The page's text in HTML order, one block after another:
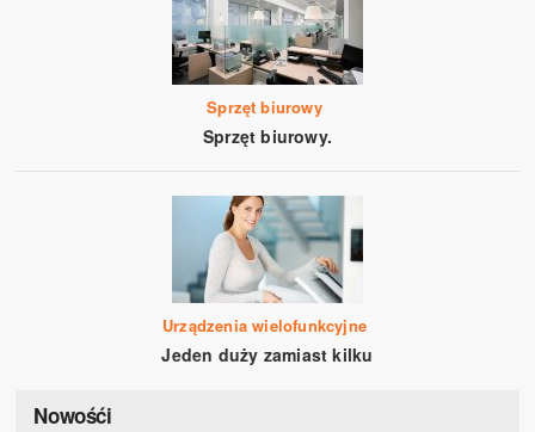
Sprzęt biurowy
Sprzęt biurowy.
Urządzenia wielofunkcyjne
Jeden duży zamiast kilku
Nowośći